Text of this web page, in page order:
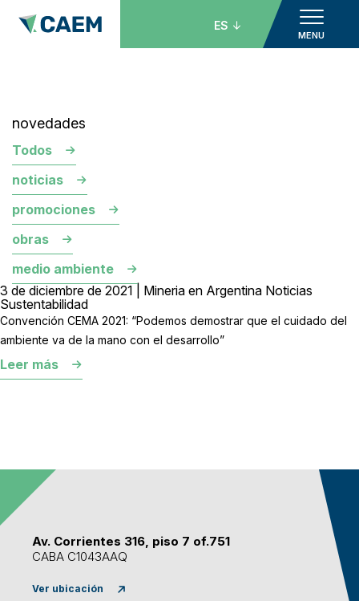
MENU
ES
novedades
Todos
noticias
promociones
obras
medio ambiente
3 de diciembre de 2021 | Mineria en Argentina Noticias
Sustentabilidad
Convención CEMA 2021: “Podemos demostrar que el cuidado del
ambiente va de la mano con el desarrollo”
Leer más
Av. Corrientes 316, piso 7 of.751
CABA C1043AAQ
Ver ubicación